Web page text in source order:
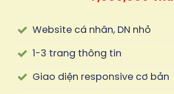
Website cá nhân, DN nhỏ
1-3 trang thông tin
Giao diện responsive cơ bản